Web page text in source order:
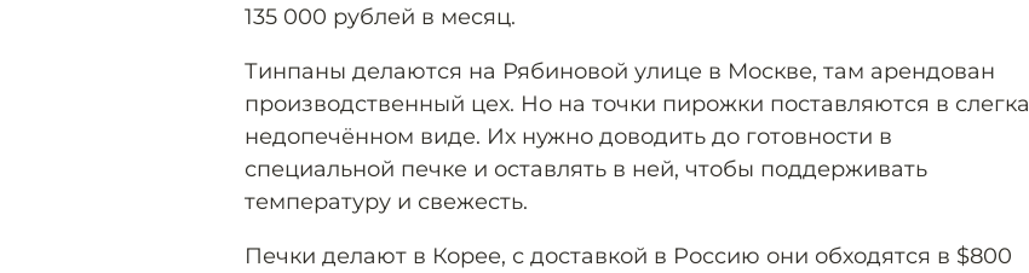
135 000 рублей в месяц.
Тинпаны делаются на Рябиновой улице в Москве, там арендован
производственный цех. Но на точки пирожки поставляются в слегка
недопечённом виде. Их нужно доводить до готовности в
специальной печке и оставлять в ней, чтобы поддерживать
температуру и свежесть.
Печки делают в Корее, с доставкой в Россию они обходятся в $800